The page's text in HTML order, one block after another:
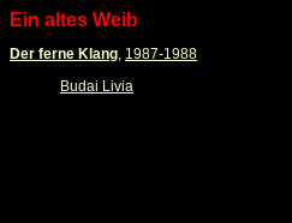
Ein altes Weib
Der ferne Klang, 1987-1988
Budai Livia